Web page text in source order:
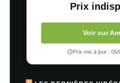
Prix
Voir sur
Prix mis à jour :